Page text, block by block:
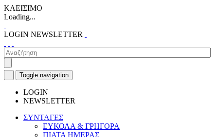
ΚΛΕΙΣΙΜΟ
Loading...
LOGIN NEWSLETTER
Toggle navigation
LOGIN
NEWSLETTER
ΣΥΝΤΑΓΕΣ
ΕΥΚΟΛΑ & ΓΡΗΓΟΡΑ
ΠΙΑΤΑ ΗΜΕΡΑΣ